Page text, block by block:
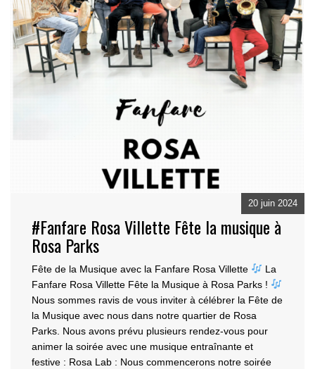
#Fanfare Rosa Villette Fête la musique à
Rosa Parks
20 juin 2024
Fête de la Musique avec la Fanfare Rosa Villette
La
Fanfare Rosa Villette Fête la Musique à Rosa Parks !
Nous sommes ravis de vous inviter à célébrer la Fête de
la Musique avec nous dans notre quartier de Rosa
Parks. Nous avons prévu plusieurs rendez-vous pour
animer la soirée avec une musique entraînante et
festive : Rosa Lab : Nous commencerons notre soirée